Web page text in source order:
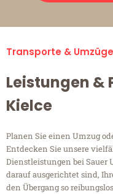
Transporte &
Leistungen &
Kielce
Planen Sie einen Umzug
Entdecken Sie unsere
Dienstleistungen bei Sauer
darauf ausgerichtet sind,
den Übergang so